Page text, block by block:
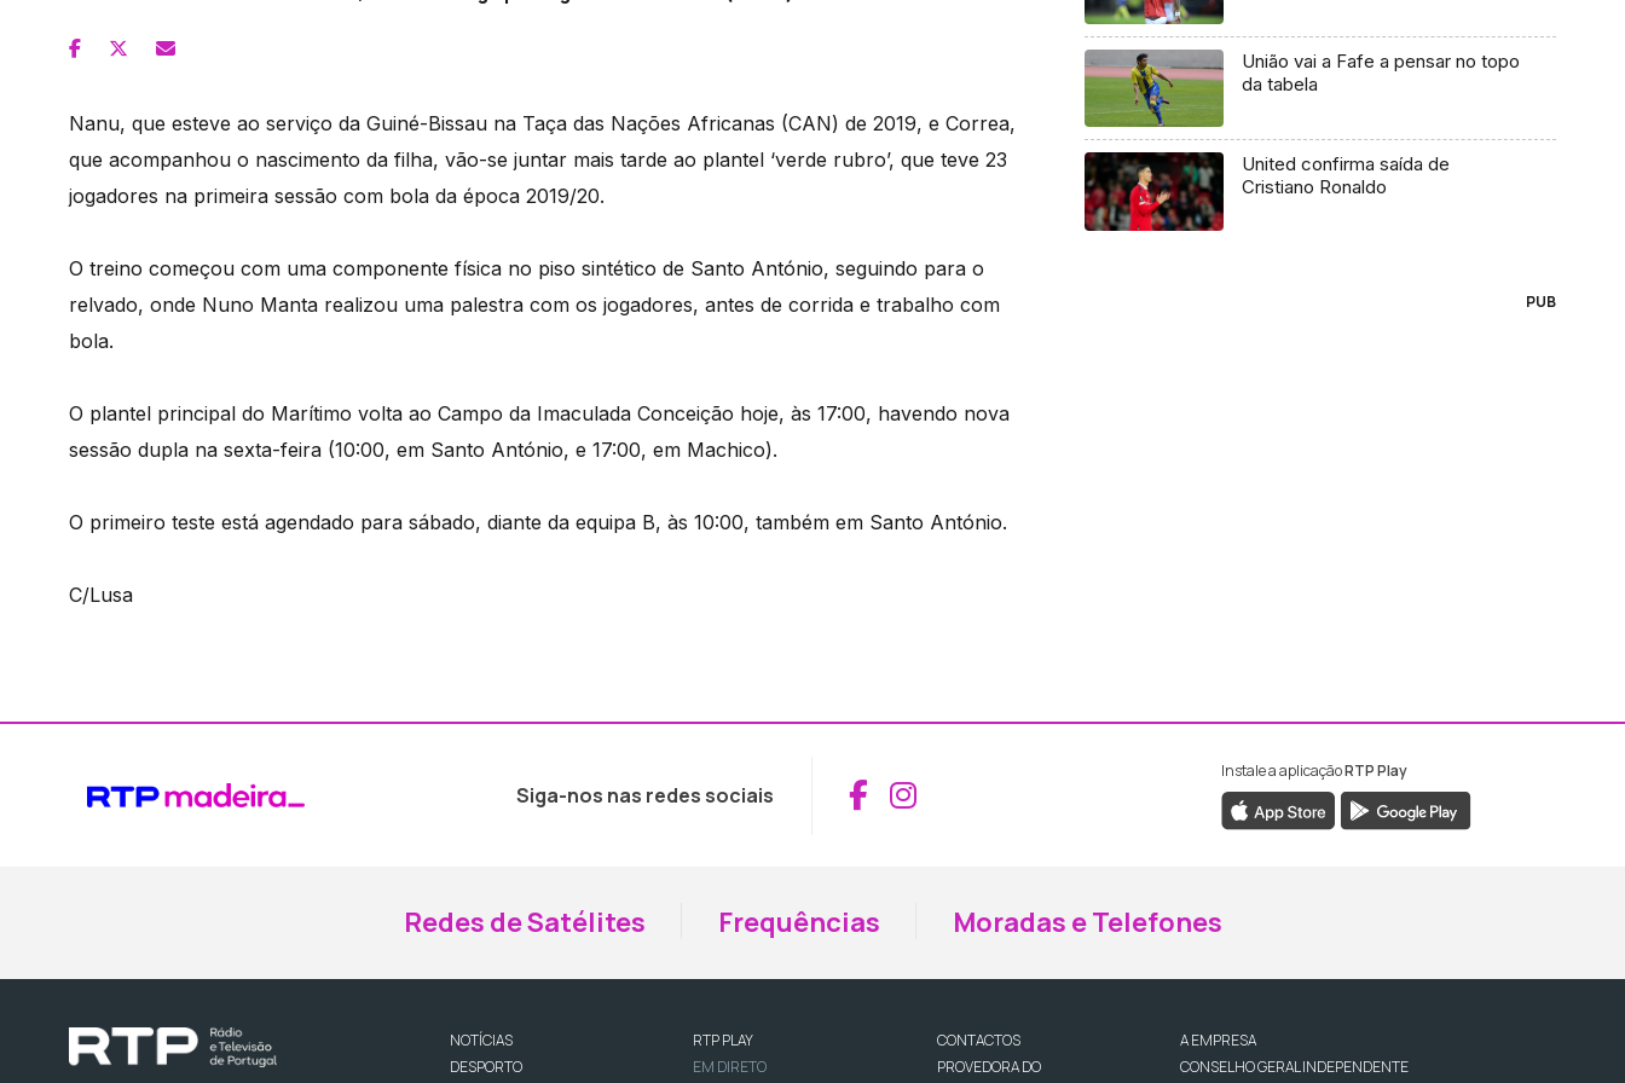
Nanu, que esteve ao serviço da Guiné-Bissau na Taça das Nações Africanas (CAN) de 2019, e Correa,
que acompanhou o nascimento da filha, vão-se juntar mais tarde ao plantel ‘verde rubro’, que teve 23
jogadores na primeira sessão com bola da época 2019/20.
O treino começou com uma componente física no piso sintético de Santo António, seguindo para o
relvado, onde Nuno Manta realizou uma palestra com os jogadores, antes de corrida e trabalho com
bola.
O plantel principal do Marítimo volta ao Campo da Imaculada Conceição hoje, às 17:00, havendo nova
sessão dupla na sexta-feira (10:00, em Santo António, e 17:00, em Machico).
O primeiro teste está agendado para sábado, diante da equipa B, às 10:00, também em Santo António.
C/Lusa
União vai a Fafe a pensar no topo
da tabela
United confirma saída de
Cristiano Ronaldo
PUB
Siga-nos nas redes sociais Aceder ao Facebook da RTP Madeira
Aceder ao Instagram da RTP Madeira
Instale a aplicaçãoRTP Play
Redes de Satélites Frequências Moradas e Telefones
NOTÍCIAS
DESPORTO
RTP PLAY
EM DIRETO
CONTACTOS
PROVEDORA DO
A EMPRESA
CONSELHO GERAL INDEPENDENTE